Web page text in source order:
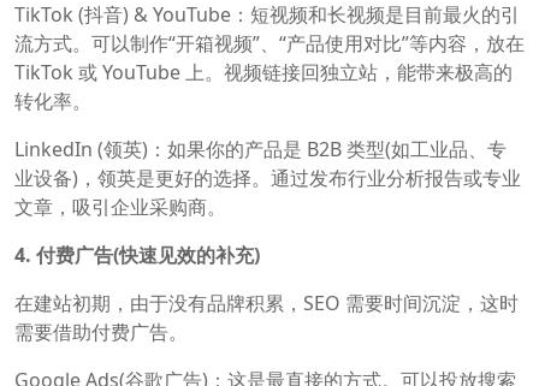
TikTok (抖音) & YouTube：短视频和长视频是目前最火的引
流方式。可以制作“开箱视频”、“产品使用对比”等内容，放在
TikTok 或 YouTube 上。视频链接回独立站，能带来极高的
转化率。
LinkedIn (领英)：如果你的产品是 B2B 类型(如工业品、专
业设备)，领英是更好的选择。通过发布行业分析报告或专业
文章，吸引企业采购商。
4. 付费广告(快速见效的补充)
在建站初期，由于没有品牌积累，SEO 需要时间沉淀，这时
需要借助付费广告。
Google Ads(谷歌广告)‍：这是最直接的方式。可以投放搜索